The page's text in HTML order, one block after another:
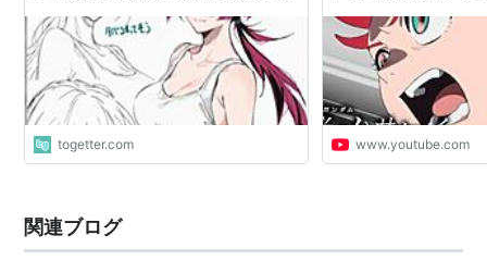
togetter.com www.youtube.com
関連ブログ